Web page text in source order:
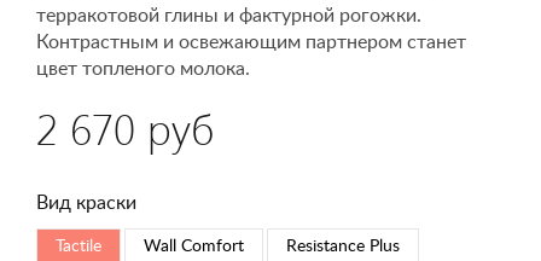
терракотовой глины и фактурной рогожки.
Контрастным и освежающим партнером станет
цвет топленого молока.
2 670 руб
Вид краски
Tactile Wall Comfort Resistance Plus